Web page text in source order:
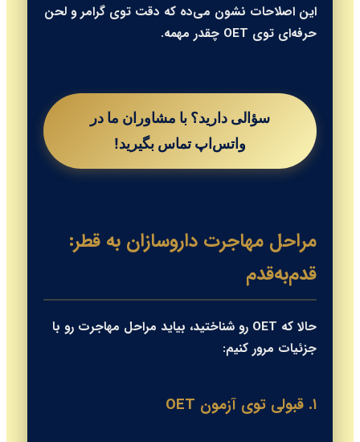
این اصلاحات نشون می‌ده که دقت توی گرامر و لحن
حرفه‌ای توی OET چقدر مهمه.
سؤالی دارید؟ با مشاوران ما در
واتس‌اپ تماس بگیرید!
مراحل مهاجرت داروسازان به قطر:
قدم‌به‌قدم
حالا که OET رو شناختید، بیاید مراحل مهاجرت رو با
جزئیات مرور کنیم:
۱. قبولی توی آزمون OET